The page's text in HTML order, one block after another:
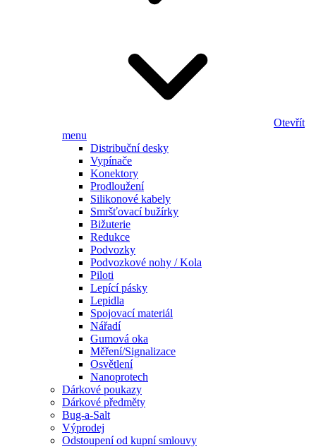
Otevřít
menu
Distribuční desky
Vypínače
Konektory
Prodloužení
Silikonové kabely
Smršťovací bužírky
Bižuterie
Redukce
Podvozky
Podvozkové nohy / Kola
Piloti
Lepící pásky
Lepidla
Spojovací materiál
Nářadí
Gumová oka
Měření/Signalizace
Osvětlení
Nanoprotech
Dárkové poukazy
Dárkové předměty
Bug-a-Salt
Výprodej
Odstoupení od kupní smlouvy